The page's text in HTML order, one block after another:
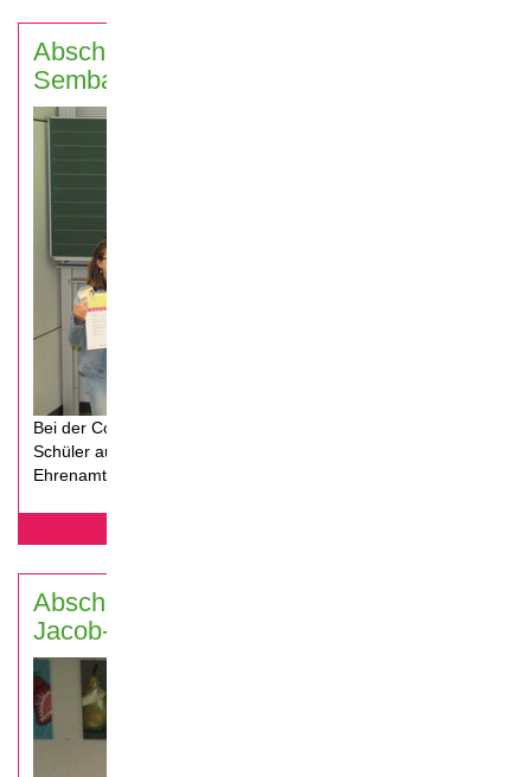
Abschlussveranstaltung Oskar-
Sembach-Realschule, Lauf 2019
Bei der Coolrider-Abschlussveranstaltung in Lauf, werden die
Schüler aus der Oskar-Sembach-Realschule für ihr
Ehrenamt geehrt und nehmen ihre Urkunde entgegen.
Abschlussveranstaltung Christoph-
Jacob-Treu, Lauf 2019